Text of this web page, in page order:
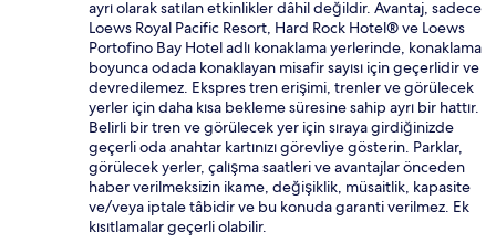
ayrı olarak satılan etkinlikler dâhil değildir. Avantaj, sadece
Loews Royal Pacific Resort, Hard Rock Hotel® ve Loews
Portofino Bay Hotel adlı konaklama yerlerinde, konaklama
boyunca odada konaklayan misafir sayısı için geçerlidir ve
devredilemez. Ekspres tren erişimi, trenler ve görülecek
yerler için daha kısa bekleme süresine sahip ayrı bir hattır.
Belirli bir tren ve görülecek yer için sıraya girdiğinizde
geçerli oda anahtar kartınızı görevliye gösterin. Parklar,
görülecek yerler, çalışma saatleri ve avantajlar önceden
haber verilmeksizin ikame, değişiklik, müsaitlik, kapasite
ve/veya iptale tâbidir ve bu konuda garanti verilmez. Ek
kısıtlamalar geçerli olabilir.